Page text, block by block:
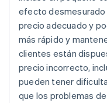
efecto desmesurado
precio adecuado y
más rápido y
clientes están
precio incorrecto,
pueden tener
que los problemas